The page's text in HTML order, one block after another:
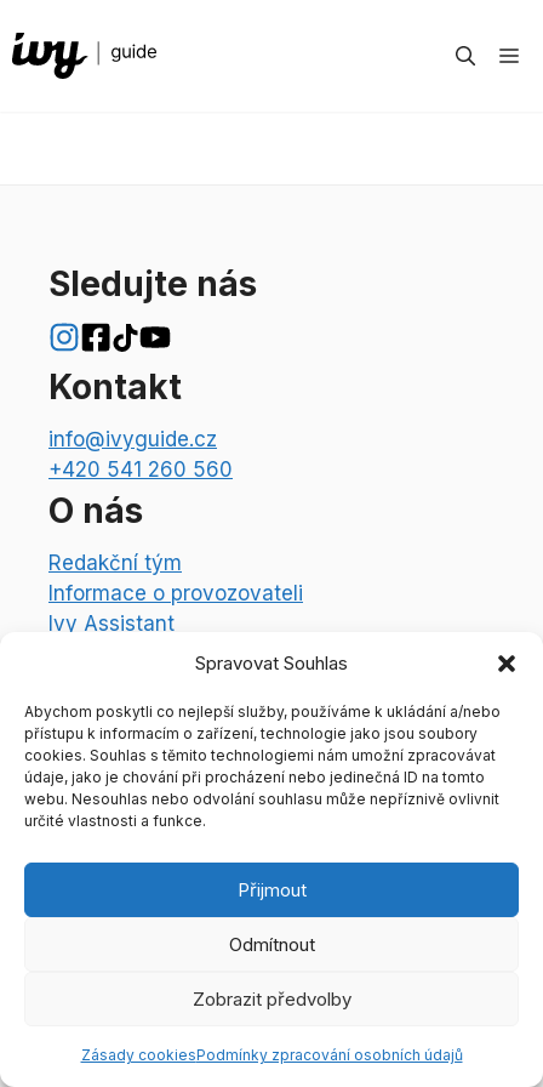
Spravovat Souhlas
Abychom poskytli co nejlepší služby, používáme k ukládání a/nebo
přístupu k informacím o zařízení, technologie jako jsou soubory
cookies. Souhlas s těmito technologiemi nám umožní zpracovávat
údaje, jako je chování při procházení nebo jedinečná ID na tomto
webu. Nesouhlas nebo odvolání souhlasu může nepříznivě ovlivnit
určité vlastnosti a funkce.
Přijmout
Odmítnout
Zobrazit předvolby
Zásady cookiesPodmínky zpracování osobních údajů
na
obsah
Sledujte nás
Kontakt
info@ivyguide.cz
+420 541 260 560
O nás
Redakční tým
Informace o provozovateli
Ivy Assistant
Právní aspekty
Podmínky zpracování osobních údajů
Zásady používání a nastavení souborů
cookies
Odebírat newsletter